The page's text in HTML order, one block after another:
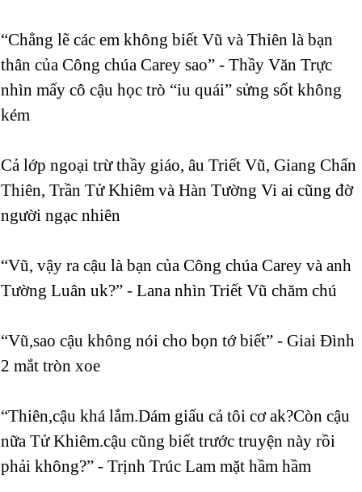
“Chẳng lẽ các em không biết Vũ và Thiên là bạn
thân của Công chúa Carey sao” - Thầy Văn Trực
nhìn mấy cô cậu học trò “iu quái” sửng sốt không
kém
Cả lớp ngoại trừ thầy giáo, âu Triết Vũ, Giang Chấn
Thiên, Trần Tử Khiêm và Hàn Tường Vi ai cũng đờ
người ngạc nhiên
“Vũ, vậy ra cậu là bạn của Công chúa Carey và anh
Tường Luân uk?” - Lana nhìn Triết Vũ chăm chú
“Vũ,sao cậu không nói cho bọn tớ biết” - Giai Đình
2 mắt tròn xoe
“Thiên,cậu khá lắm.Dám giấu cả tôi cơ ak?Còn cậu
nữa Tử Khiêm.cậu cũng biết trước truyện này rồi
phải không?” - Trịnh Trúc Lam mặt hầm hầm